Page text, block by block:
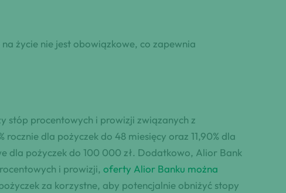
życie nie jest obowiązkowe, co zapewnia
stóp procentowych i prowizji związanych z
dla pożyczek do 48 miesięcy oraz 11,90% dla
dla pożyczek do 100 000 zł. Dodatkowo, Alior Bank
i prowizji, oferty Alior Banku można
za korzystne, aby potencjalnie obniżyć stopy